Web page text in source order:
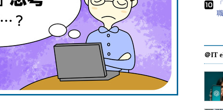
＠IT